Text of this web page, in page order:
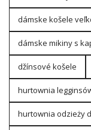
dámske košele
dámske mikiny s
džínsové košele
hurtownia
hurtownia odzieży